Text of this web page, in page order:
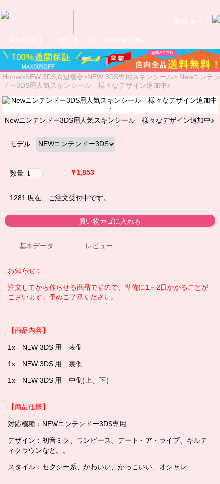
Home>NEW 3DS周辺機器>NEW 3DS専用スキンシール> Newニンテン
ドー3DS用人気スキンシール 様々なデザイン追加中♪
Newニンテンドー3DS用人気スキンシール 様々なデザイン追加中♪
モデル :
数量 ￥1,853
1281 現在、ご注文受付中です。
基本データ レビュー
お知らせ：
注文してから作らせる商品ですので、準備に1－2日かかることが
ございます。予めご了承ください。
【商品内容】
1x NEW 3DS 用 表側
1x NEW 3DS 用 裏側
1x NEW 3DS 用 中側(上、下）
【商品仕様】
対応機種：NEWニンテンドー3DS専用
デザイン：初音ミク、ワンピース、デート・ア・ライブ、ギルテ
ィクラウンなど。。
スタイル：セクシー系、かわいい、かっこいい、オシャレ…